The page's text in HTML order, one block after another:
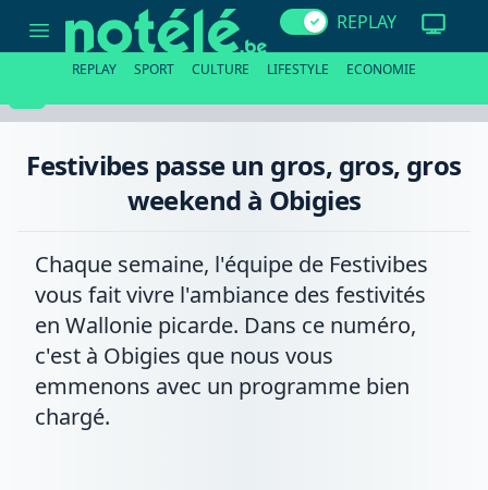
passe
weekend
REPLAY
REPLAY SPORT CULTURE LIFESTYLE ECONOMIE
Festivibes passe un gros, gros, gros
weekend à Obigies
Chaque semaine, l'équipe de Festivibes
vous fait vivre l'ambiance des festivités
en Wallonie picarde. Dans ce numéro,
c'est à Obigies que nous vous
emmenons avec un programme bien
chargé.